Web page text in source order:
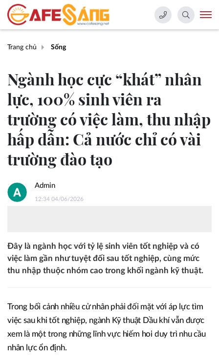
Trang chủ Sống
Ngành học cực “khát” nhân
lực, 100% sinh viên ra
trường có việc làm, thu nhập
hấp dẫn: Cả nước chỉ có vài
trường đào tạo
Admin
12:34 04/06/2026
Đây là ngành học với tỷ lệ sinh viên tốt nghiệp và có
việc làm gần như tuyệt đối sau tốt nghiệp, cùng mức
thu nhập thuộc nhóm cao trong khối ngành kỹ thuật.
Trong bối cảnh nhiều cử nhân phải đối mặt với áp lực tìm
việc sau khi tốt nghiệp, ngành Kỹ thuật Dầu khí vẫn được
xem là một trong những lĩnh vực hiếm hoi duy trì nhu cầu
nhân lực ổn định.